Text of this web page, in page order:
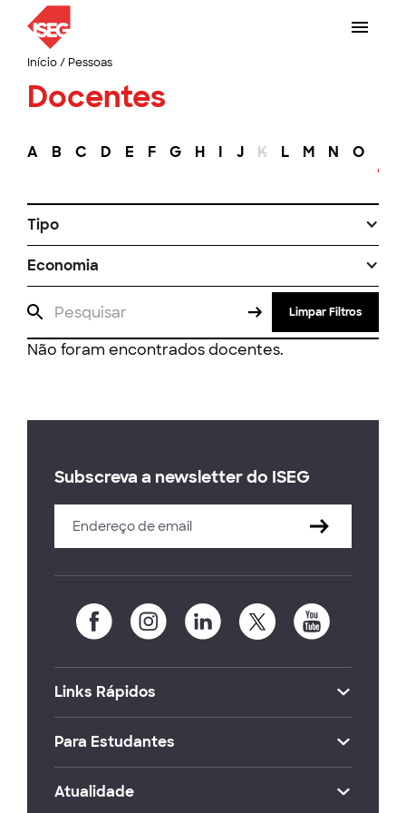
Início/ Pessoas
Docentes
A B C D E F G H I J K L M N O
Tipo
Economia
Limpar Filtros
Não foram encontrados docentes.
Subscreva a newsletter do ISEG
Links Rápidos
Para Estudantes
Atualidade